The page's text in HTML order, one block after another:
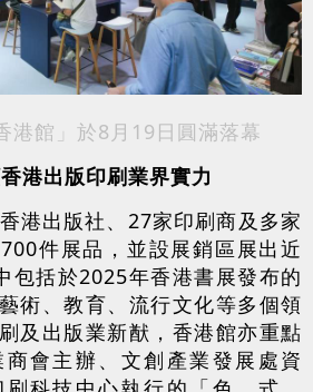
港館」於8月19日圓滿落幕
港出版印刷業界實力
港出版社、27家印刷商及多家
件展品，並設展銷區展出近
包括於2025年香港書展發布的
術、教育、流行文化等多個領
及出版業新猷，香港館亦重點
會主辦、文創產業發展處資